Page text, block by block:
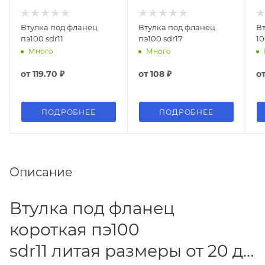
Втулка под фланец
пэ100 sdr11
Много
от119.70 ₽
ПОДРОБНЕЕ
Втулка под фланец
пэ100 sdr17
Много
от108 ₽
ПОДРОБНЕЕ
Описание
Втулка под фланец
короткая пэ100
sdr11 литая размеры от 20 до